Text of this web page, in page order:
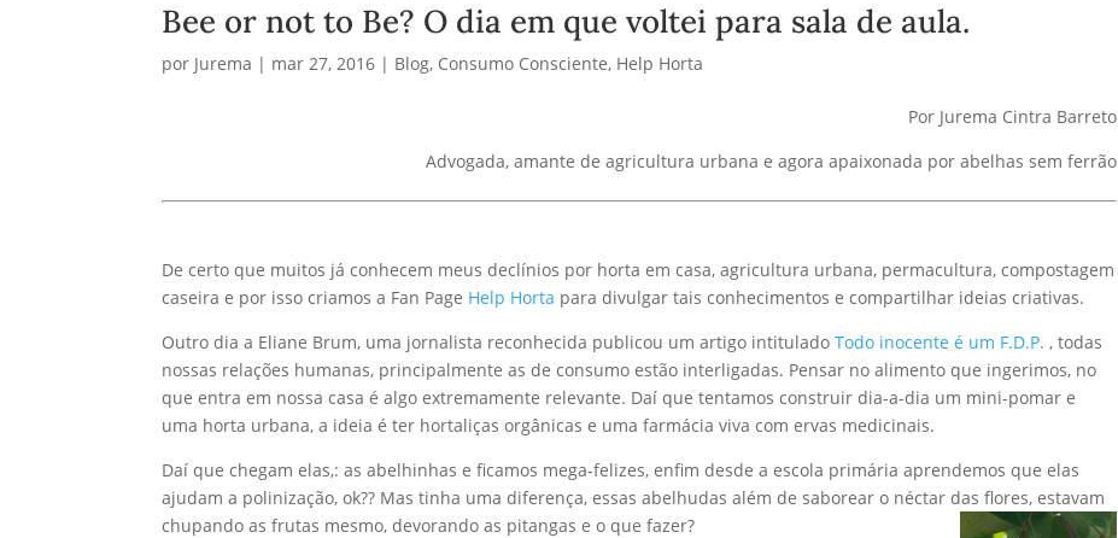
Bee or not to Be? O dia em que voltei para sala de aula.
por Jurema | mar 27, 2016 | Blog, Consumo Consciente, Help Horta
Por Jurema Cintra Barreto
Advogada, amante de agricultura urbana e agora apaixonada por abelhas sem ferrão
De certo que muitos já conhecem meus declínios por horta em casa, agricultura urbana, permacultura, compostagem
caseira e por isso criamos a Fan Page Help Horta para divulgar tais conhecimentos e compartilhar ideias criativas.
Outro dia a Eliane Brum, uma jornalista reconhecida publicou um artigo intituladoTodo inocente é um F.D.P. , todas
nossas relações humanas, principalmente as de consumo estão interligadas. Pensar no alimento que ingerimos, no
que entra em nossa casa é algo extremamente relevante. Daí que tentamos construir dia-a-dia um mini-pomar e
uma horta urbana, a ideia é ter hortaliças orgânicas e uma farmácia viva com ervas medicinais.
Daí que chegam elas,: as abelhinhas e ficamos mega-felizes, enfim desde a escola primária aprendemos que elas
ajudam a polinização, ok?? Mas tinha uma diferença, essas abelhudas além de saborear o néctar das flores, estavam
chupando as frutas mesmo, devorando as pitangas e o que fazer?